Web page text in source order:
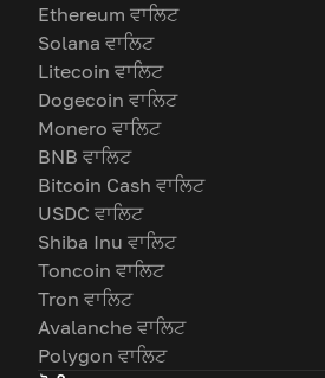
Ethereum ਵਾਲਿਟ
Solana ਵਾਲਿਟ
Litecoin ਵਾਲਿਟ
Dogecoin ਵਾਲਿਟ
Monero ਵਾਲਿਟ
BNB ਵਾਲਿਟ
Bitcoin Cash ਵਾਲਿਟ
USDC ਵਾਲਿਟ
Shiba Inu ਵਾਲਿਟ
Toncoin ਵਾਲਿਟ
Tron ਵਾਲਿਟ
Avalanche ਵਾਲਿਟ
Polygon ਵਾਲਿਟ